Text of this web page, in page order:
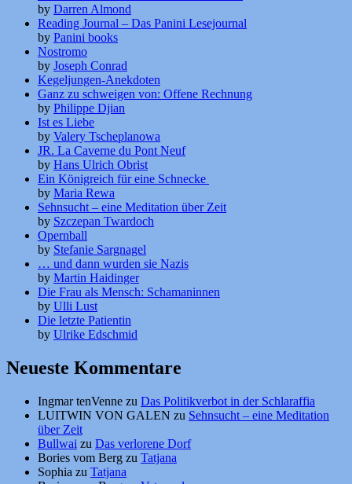
by Darren Almond
Reading Journal – Das Panini Lesejournal
by Panini books
Nostromo
by Joseph Conrad
Kegeljungen-Anekdoten
Ganz zu schweigen von: Offene Rechnung
by Philippe Djian
Ist es Liebe
by Valery Tscheplanowa
JR. La Caverne du Pont Neuf
by Hans Ulrich Obrist
Ein Königreich für eine Schnecke
by Maria Rewa
Sehnsucht – eine Meditation über Zeit
by Szczepan Twardoch
Opernball
by Stefanie Sargnagel
… und dann wurden sie Nazis
by Martin Haidinger
Die Frau als Mensch: Schamaninnen
by Ulli Lust
Die letzte Patientin
by Ulrike Edschmid
Neueste Kommentare
Ingmar tenVenne zu Das Politikverbot in der Schlaraffia
LUITWIN VON GALEN zu Sehnsucht – eine Meditation
über Zeit
Bullwai zu Das verlorene Dorf
Bories vom Berg zu Tatjana
Sophia zu Tatjana